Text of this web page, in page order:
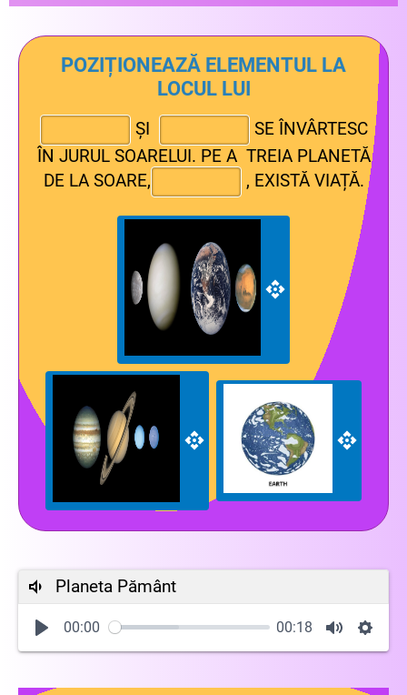
sale, iar vanturile inghetate care sufla de 10 ori mai
cu apa, cu o atmosfera albastra de hidrogen-metan
POZIȚIONEAZĂ ELEMENTUL LA
LOCUL LUI
ȘI
SE ÎNVÂRTESC
ÎN JURUL SOARELUI. PE A TREIA PLANETĂ
DE LA SOARE,
, EXISTĂ VIAȚĂ.
Planeta Pământ
00:00 00:18